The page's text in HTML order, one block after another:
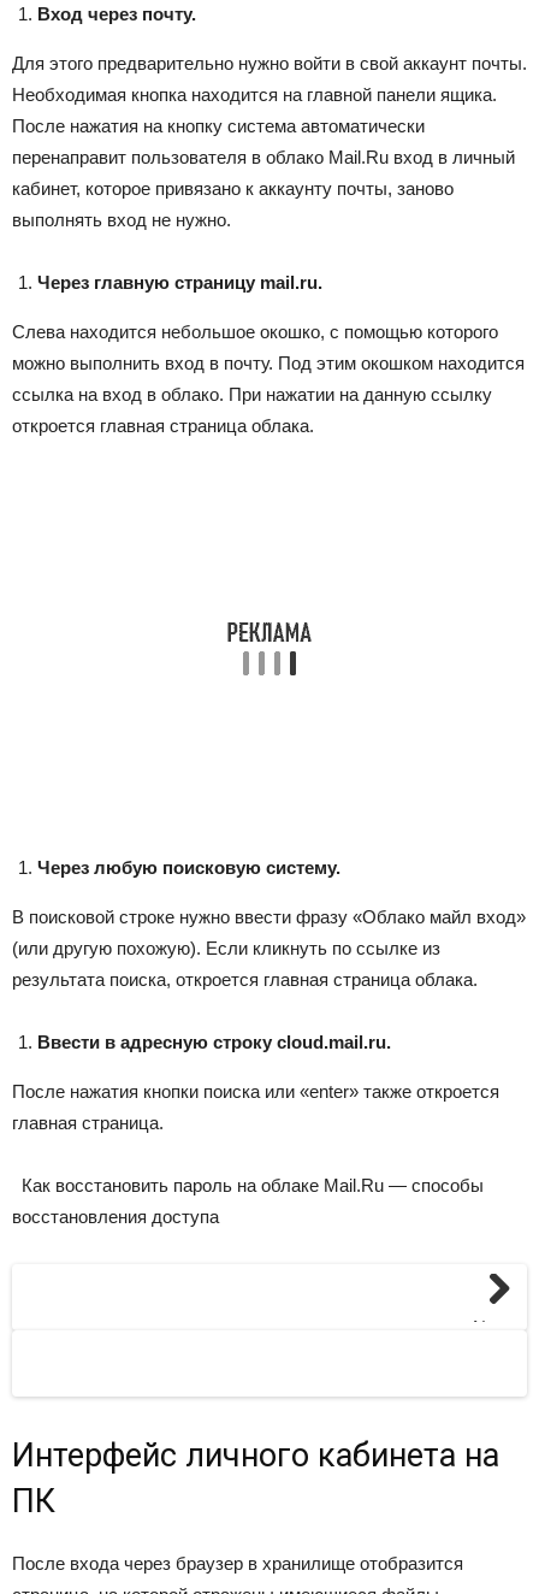
Вход через почту.
Для этого предварительно нужно войти в свой аккаунт почты.
Необходимая кнопка находится на главной панели ящика.
После нажатия на кнопку система автоматически
перенаправит пользователя в облако Mail.Ru вход в личный
кабинет, которое привязано к аккаунту почты, заново
выполнять вход не нужно.
Через главную страницу mail.ru.
Слева находится небольшое окошко, с помощью которого
можно выполнить вход в почту. Под этим окошком находится
ссылка на вход в облако. При нажатии на данную ссылку
откроется главная страница облака.
Через любую поисковую систему.
В поисковой строке нужно ввести фразу «Облако майл вход»
(или другую похожую). Если кликнуть по ссылке из
результата поиска, откроется главная страница облака.
Ввести в адресную строку cloud.mail.ru.
После нажатия кнопки поиска или «enter» также откроется
главная страница.
Как восстановить пароль на облаке Mail.Ru — способы
восстановления доступа
Next
Интерфейс личного кабинета на
ПК
После входа через браузер в хранилище отобразится